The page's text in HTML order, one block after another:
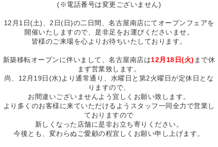
(※電話番号は変更ございません)
12月1日(土)、2日(日)の二日間、名古屋南店にてオープンフェアを
開催いたしますので、是非足をお運びくださいませ。
皆様のご来場を心よりお待ちいたしております。
新築移転オープンに伴いまして、名古屋南店は12月18日(火) まで休
まず営業致します。
尚、12月19日(水)より通常通り、水曜日と第2火曜日が定休日とな
りますので、
お間違いございませんよう宜しくお願い致します。
より多くのお客様に来ていただけるようスタッフ一同全力で営業し
ておりますので
新しくなった店舗に是非お立ち寄りください。
今後とも、変わらぬご愛顧の程宜しくお願い申し上げます。